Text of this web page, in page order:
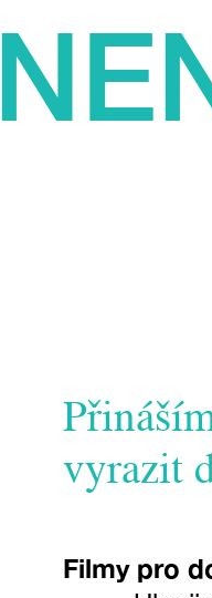
vyrazit
Filmy pro